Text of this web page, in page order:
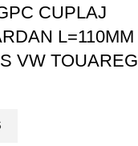
CUPLAJ
L=110MM
VW TOUAREG